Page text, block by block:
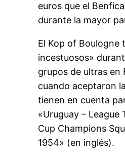
euros que el
durante la mayor
El Kop of Boulogne
incestuosos»
grupos de ultras
cuando aceptaron
tienen en cuenta
«Uruguay –
Cup Champions
1954» (en inglés).